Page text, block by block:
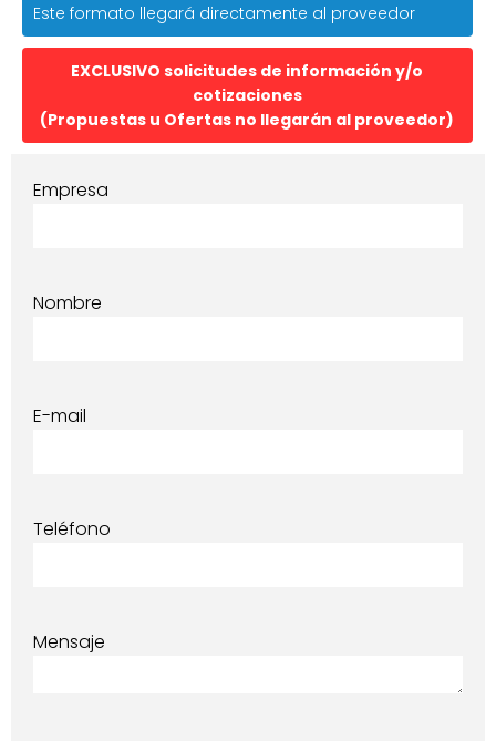
Este formato llegará directamente al proveedor
EXCLUSIVO solicitudes de información y/o
cotizaciones
(Propuestas u Ofertas no llegarán al proveedor)
Empresa
Nombre
E-mail
Teléfono
Mensaje